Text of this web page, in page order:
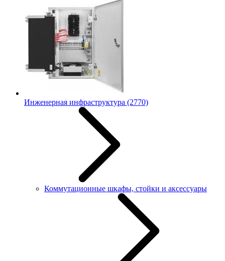
Инженерная инфраструктура (2770)
Коммутационные шкафы, стойки и аксессуары